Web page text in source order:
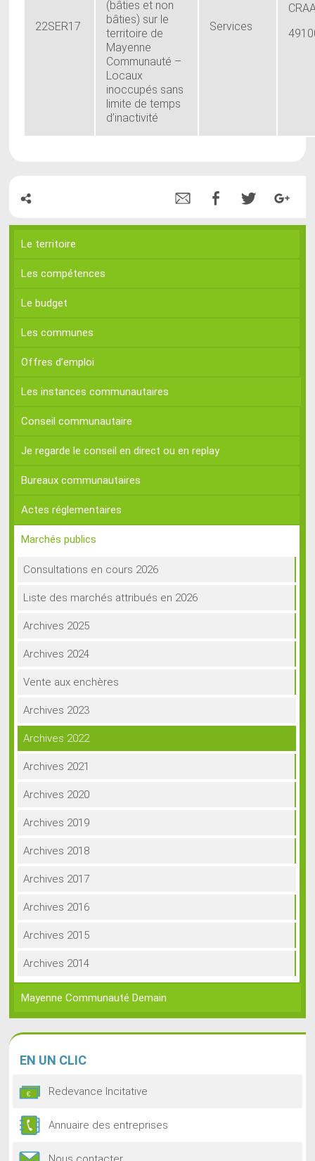
22SER17
(bâties et non
bâties) sur le
territoire de
Mayenne
Communauté –
Locaux
inoccupés sans
limite de temps
d’inactivité
Services
Le territoire
Les compétences
Le budget
Les communes
Offres d’emploi
Les instances communautaires
Conseil communautaire
Je regarde le conseil en direct ou en replay
Bureaux communautaires
Actes réglementaires
Marchés publics
Consultations en cours 2026
Liste des marchés attribués en 2026
Archives 2025
Archives 2024
Vente aux enchères
Archives 2023
Archives 2022
Archives 2021
Archives 2020
Archives 2019
Archives 2018
Archives 2017
Archives 2016
Archives 2015
Archives 2014
Mayenne Communauté Demain
EN UN CLIC
Redevance Incitative
Annuaire des entreprises